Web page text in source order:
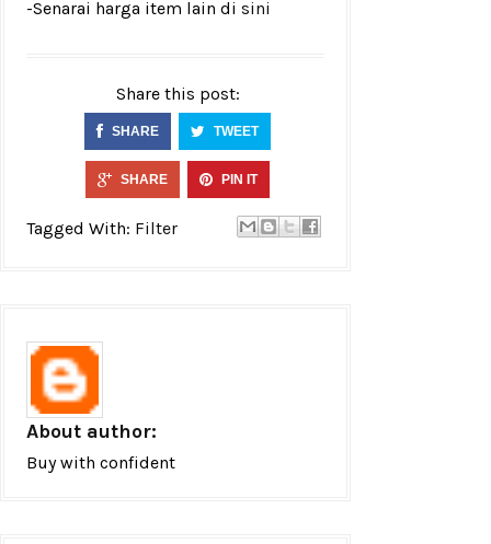
-Senarai harga item lain di sini
Share this post:
SHARE TWEET
SHARE PIN IT
Tagged With: Filter
About author:
Buy with confident